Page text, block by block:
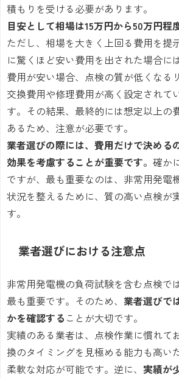
積もりを受ける必要があります。
目安として相場は15万円から50万円程
ただし、相場を大きく上回る費用を提
に驚くほど安い費用を出された場合に
費用が安い場合、点検の質が低くなる
交換費用や修理費用が高く設定されて
す。その結果、最終的には想定以上の
あるため、注意が必要です。
業者選びの際には、費用だけで決める
効果を考慮することが重要です。 確か
ですが、最も重要なのは、非常用発電
状況を整えるために、質の高い点検が
す。
業者選びにおける注意点
非常用発電機の負荷試験を含む点検で
最も重要です。そのため、 業者選びで
かを確認する ことが大切です。
実績のある業者は、点検作業に慣れて
換のタイミングを見極める能力も高い
柔軟な対応が可能です。逆に、 実績が